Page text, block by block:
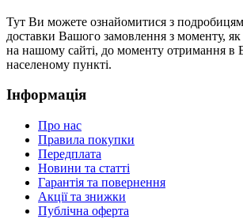
Тут Ви можете ознайомитися з
доставки Вашого замовлення з моменту,
на нашому сайті, до моменту отримання в
населеному пункті.
Інформація
Про нас
Правила покупки
Передплата
Новини та статті
Гарантія та повернення
Акції та знижки
Публічна оферта